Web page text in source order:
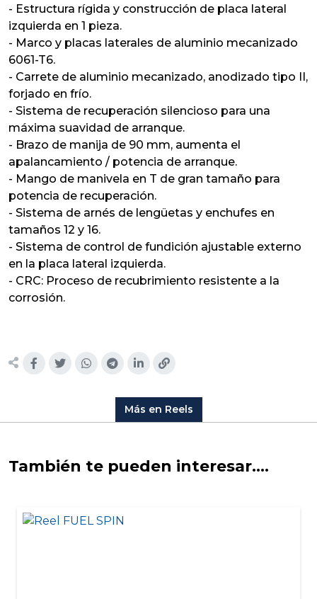
- Estructura rígida y construcción de placa lateral
izquierda en 1 pieza.
- Marco y placas laterales de aluminio mecanizado
6061-T6.
- Carrete de aluminio mecanizado, anodizado tipo II,
forjado en frío.
- Sistema de recuperación silencioso para una
máxima suavidad de arranque.
- Brazo de manija de 90 mm, aumenta el
apalancamiento / potencia de arranque.
- Mango de manivela en T de gran tamaño para
potencia de recuperación.
- Sistema de arnés de lengüetas y enchufes en
tamaños 12 y 16.
- Sistema de control de fundición ajustable externo
en la placa lateral izquierda.
- CRC: Proceso de recubrimiento resistente a la
corrosión.
Más en Reels
También te pueden interesar....